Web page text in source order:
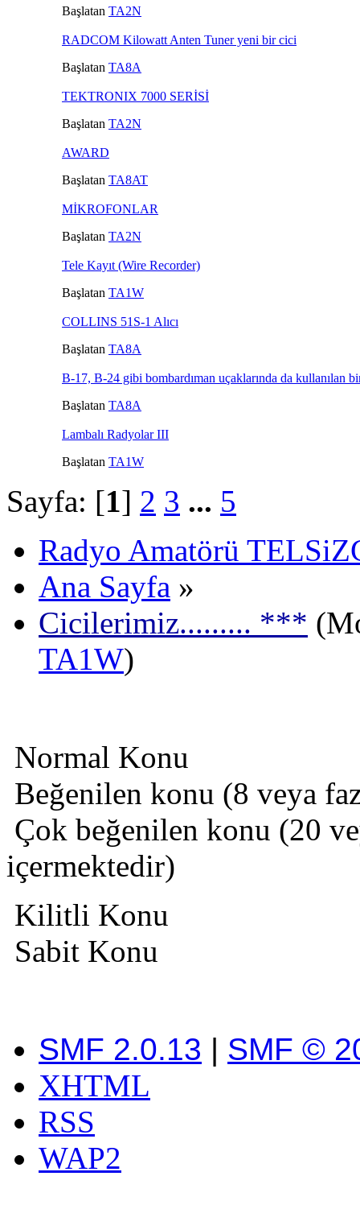
Başlatan TA2N
RADCOM Kilowatt Anten Tuner yeni bir cici
Başlatan TA8A
TEKTRONIX 7000 SERİSİ
Başlatan TA2N
AWARD
Başlatan TA8AT
MİKROFONLAR
Başlatan TA2N
Tele Kayıt (Wire Recorder)
Başlatan TA1W
COLLINS 51S-1 Alıcı
Başlatan TA8A
B-17, B-24 gibi bombardıman uçaklarında da kullanılan bir
Başlatan TA8A
Lambalı Radyolar III
Başlatan TA1W
Sayfa: [1] 2 3 ... 5
Radyo Amatörü
Ana Sayfa »
Cicilerimiz......... ***
TA1W)
Normal Konu
Beğenilen konu (8 veya
Çok beğenilen konu (20
içermektedir)
Kilitli Konu
Sabit Konu
SMF 2.0.13 | SMF ©
XHTML
RSS
WAP2